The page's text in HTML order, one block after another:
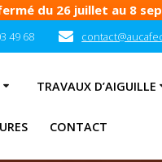
du 26 juillet au 8
49 68
TRAVAUX D’AIGUILLE
CONTACT